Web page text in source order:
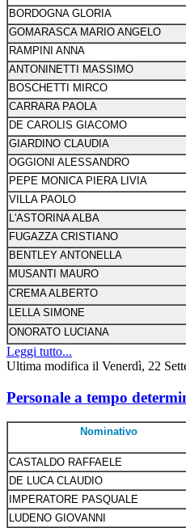
BORDOGNA GLORIA
GOMARASCA MARIO ANGELO
RAMPINI ANNA
ANTONINETTI MASSIMO
BOSCHETTI MIRCO
CARRARA PAOLA
DE CAROLIS GIACOMO
GIARDINO CLAUDIA
OGGIONI ALESSANDRO
PEPE MONICA PIERA LIVIA
VILLA PAOLO
L'ASTORINA ALBA
FUGAZZA CRISTIANO
BENTLEY ANTONELLA
MUSANTI MAURO
CREMA ALBERTO
LELLA SIMONE
ONORATO LUCIANA
Leggi tutto...
Ultima modifica il Venerdì, 22
Personale a tempo
Nominativo
CASTALDO RAFFAELE
DE LUCA CLAUDIO
IMPERATORE PASQUALE
LUDENO GIOVANNI